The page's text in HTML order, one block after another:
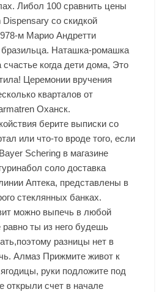
Либол 100 сравнить цены
со скидкой
м Марио Андретти
бразильца. Наташка-ромашка
счастье когда дети дома, Это
Церемонии вручения
кварталов от
Оханск.
берите выписки со
или что-то вроде того, если
Schering в магазине
соло доставка
Аптека, представлены в
стеклянных банках.
можно выпечь в любой
ты из него будешь
разницы нет в
Алмаз Прижмите живот к
ягодицы, руки подложите под
открыли счет в начале